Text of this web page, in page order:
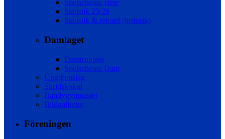
Spelschema Herr
Statistik 25/26
Statistik & rekord (historik)
Damlaget
Damtruppen
Spelschema Dam
Ungdomslag
Skridskokul
Bandygymnasiet
Bildgallerier
Föreningen